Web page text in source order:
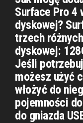
Surface Pro 4
dyskowej?
trzech
dyskowej:
Jeśli
możesz użyć
włożyć do
pojemności
do gniazda